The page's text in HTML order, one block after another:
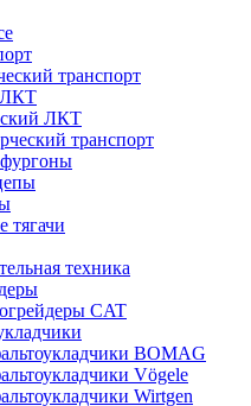
транспорт
ЛКТ
ЛКТ
транспорт
тягачи
техника
CAT
BOMAG
Vögele
Wirtgen